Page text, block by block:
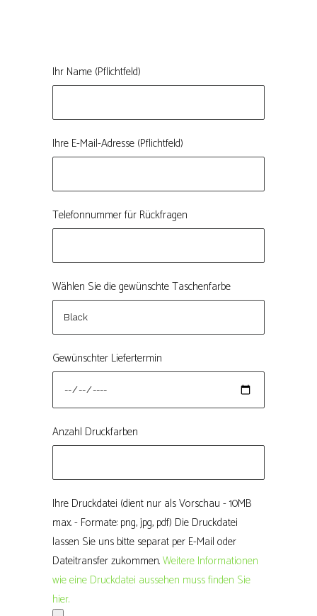
Ihr Name (Pflichtfeld)
Ihre E-Mail-Adresse (Pflichtfeld)
Telefonnummer für Rückfragen
Wählen Sie die gewünschte Taschenfarbe
Gewünschter Liefertermin
Anzahl Druckfarben
Ihre Druckdatei (dient nur als Vorschau - 10MB
max. - Formate: png, jpg, pdf) Die Druckdatei
lassen Sie uns bitte separat per E-Mail oder
Dateitransfer zukommen.Weitere Informationen
wie eine Druckdatei aussehen muss finden Sie
hier.